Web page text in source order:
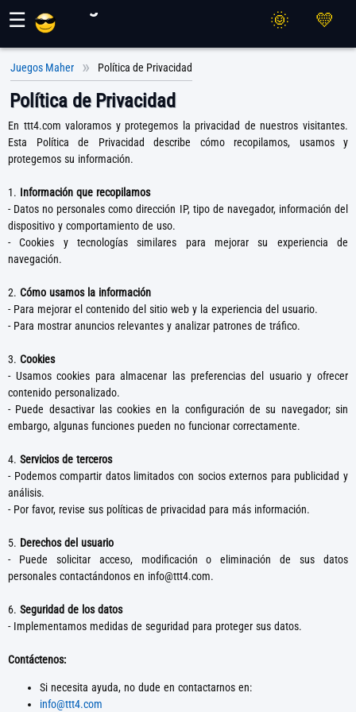
☰
Juegos Maher Política de Privacidad
Política de Privacidad
En ttt4.com valoramos y protegemos la privacidad de nuestros visitantes.
Esta Política de Privacidad describe cómo recopilamos, usamos y
protegemos su información.
1. Información que recopilamos
- Datos no personales como dirección IP, tipo de navegador, información del
dispositivo y comportamiento de uso.
- Cookies y tecnologías similares para mejorar su experiencia de
navegación.
2. Cómo usamos la información
- Para mejorar el contenido del sitio web y la experiencia del usuario.
- Para mostrar anuncios relevantes y analizar patrones de tráfico.
3. Cookies
- Usamos cookies para almacenar las preferencias del usuario y ofrecer
contenido personalizado.
- Puede desactivar las cookies en la configuración de su navegador; sin
embargo, algunas funciones pueden no funcionar correctamente.
4. Servicios de terceros
- Podemos compartir datos limitados con socios externos para publicidad y
análisis.
- Por favor, revise sus políticas de privacidad para más información.
5. Derechos del usuario
- Puede solicitar acceso, modificación o eliminación de sus datos
personales contactándonos en info@ttt4.com.
6. Seguridad de los datos
- Implementamos medidas de seguridad para proteger sus datos.
Contáctenos:
Si necesita ayuda, no dude en contactarnos en:
info@ttt4.com